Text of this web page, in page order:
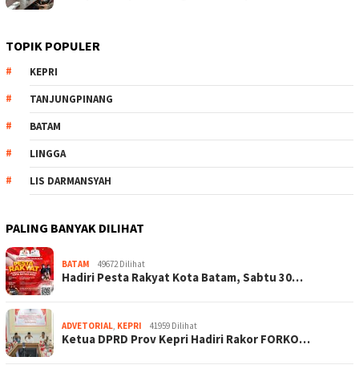
TOPIK POPULER
KEPRI
TANJUNGPINANG
BATAM
LINGGA
LIS DARMANSYAH
PALING BANYAK DILIHAT
BATAM 49672 Dilihat
Hadiri Pesta Rakyat Kota Batam, Sabtu 30…
ADVETORIAL, KEPRI 41959 Dilihat
Ketua DPRD Prov Kepri Hadiri Rakor FORKO…